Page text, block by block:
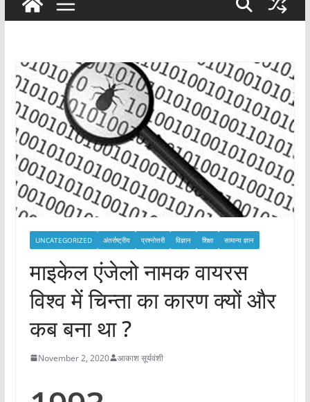
UNCATEGORIZED अंतर्राष्ट्रीय प्रश्नोत्तरी विज्ञान शिक्षा सामान्य ज्ञान
माइकेल एंजेलो नामक वायरस
विश्व में चिन्ता का कारण क्यों और
कब बना था ?
November 2, 2020 आकाश सूर्यवंशी